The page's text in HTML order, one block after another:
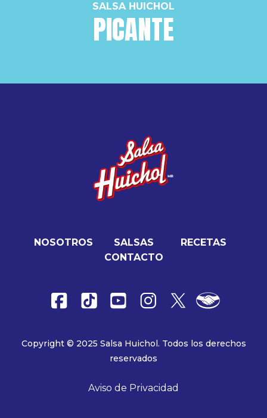
PICANTE
SALSA HUICHOL
NOSOTROS SALSAS
RECETAS
CONTACTO
Copyright © 2025 Salsa Huichol. Todos los derechos
reservados
Aviso de Privacidad